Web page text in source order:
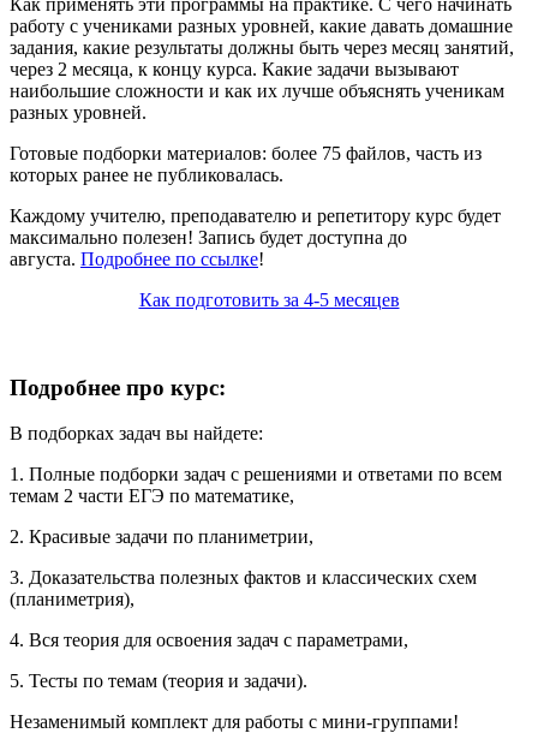
Как применять эти программы на практике. С чего начинать
работу с учениками разных уровней, какие давать домашние
задания, какие результаты должны быть через месяц занятий,
через 2 месяца, к концу курса. Какие задачи вызывают
наибольшие сложности и как их лучше объяснять ученикам
разных уровней.
Готовые подборки материалов: более 75 файлов, часть из
которых ранее не публиковалась.
Каждому учителю, преподавателю и репетитору курс будет
максимально полезен! Запись будет доступна до
августа. Подробнее по ссылке!
Как подготовить за 4-5 месяцев
Подробнее про курс:
В подборках задач вы найдете:
1. Полные подборки задач с решениями и ответами по всем
темам 2 части ЕГЭ по математике,
2. Красивые задачи по планиметрии,
3. Доказательства полезных фактов и классических схем
(планиметрия),
4. Вся теория для освоения задач с параметрами,
5. Тесты по темам (теория и задачи).
Незаменимый комплект для работы с мини-группами!